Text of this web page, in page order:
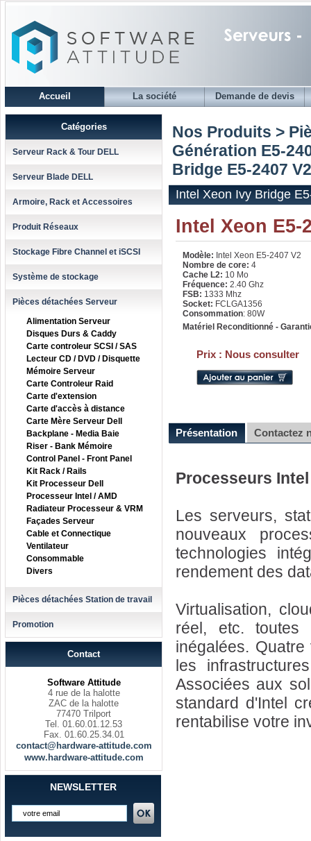
Accueil La société Demande de devis
Catégories
Serveur Rack & Tour DELL
Serveur Blade DELL
Armoire, Rack et Accessoires
Produit Réseaux
Stockage Fibre Channel et iSCSI
Système de stockage
Pièces détachées Serveur
Alimentation Serveur
Disques Durs & Caddy
Carte controleur SCSI / SAS
Lecteur CD / DVD / Disquette
Mémoire Serveur
Carte Controleur Raid
Carte d'extension
Carte d'accès à distance
Carte Mère Serveur Dell
Backplane - Media Baie
Riser - Bank Mémoire
Control Panel - Front Panel
Kit Rack / Rails
Kit Processeur Dell
Processeur Intel / AMD
Radiateur Processeur & VRM
Façades Serveur
Cable et Connectique
Ventilateur
Consommable
Divers
Pièces détachées Station de travail
Promotion
Contact
Software Attitude
4 rue de la halotte
ZAC de la halotte
77470 Trilport
Tel. 01.60.01.12.53
Fax. 01.60.25.34.01
contact@hardware-attitude.com
www.hardware-attitude.com
NEWSLETTER
Nos Produits >
Génération E5-
Bridge E5-2407
Intel Xeon Ivy Bridge
Intel Xeon E5-
Modèle: Intel Xeon E5-2407 V2
Nombre de core: 4
Cache L2: 10 Mo
Fréquence: 2.40 Ghz
FSB: 1333 Mhz
Socket: FCLGA1356
Consommation: 80W
Matériel Reconditionné -
Prix : Nous consulter
Présentation Contactez
Processeurs
Les serveurs,
nouveaux
technologies
rendement des
Virtualisation,
réel, etc. toutes
inégalées.
les
Associées aux
standard d'Intel
rentabilise votre